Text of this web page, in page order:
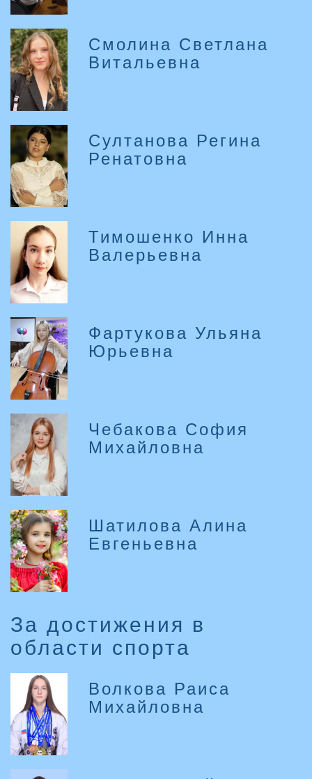
Смолина Светлана
Витальевна
Султанова Регина
Ренатовна
Тимошенко Инна
Валерьевна
Фартукова Ульяна
Юрьевна
Чебакова София
Михайловна
Шатилова Алина
Евгеньевна
За достижения в
области спорта
Волкова Раиса
Михайловна